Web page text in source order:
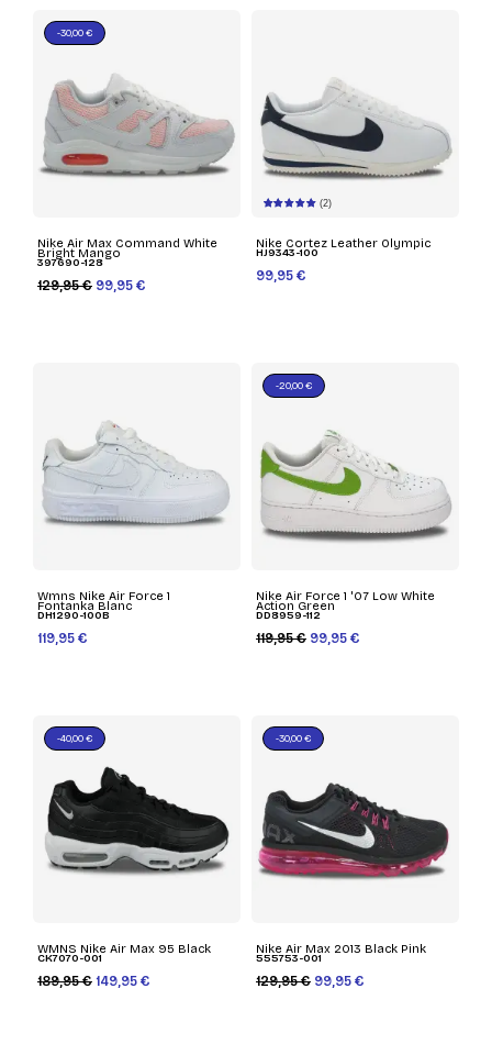
Nike Air Max Command White
Bright Mango
397690-128
129,95 € 99,95 €
-30,00 €
(2)
Nike Cortez Leather Olympic
HJ9343-100
99,95 €
Wmns Nike Air Force 1
Fontanka Blanc
DH1290-100B
119,95 €
Nike Air Force 1 '07 Low White
Action Green
DD8959-112
119,95 € 99,95 €
-20,00 €
WMNS Nike Air Max 95 Black
CK7070-001
189,95 € 149,95 €
-40,00 €
Nike Air Max 2013 Black Pink
555753-001
129,95 € 99,95 €
-30,00 €